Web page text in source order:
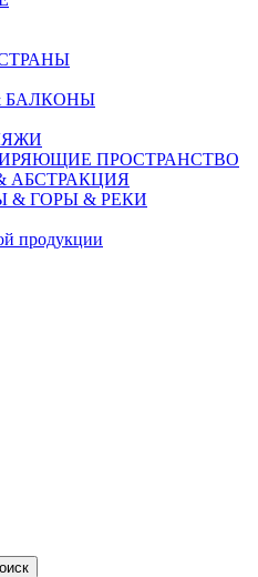
БАЛКОНЫ
ПРОСТРАНСТВО
АБСТРАКЦИЯ
ГОРЫ & РЕКИ
продукции